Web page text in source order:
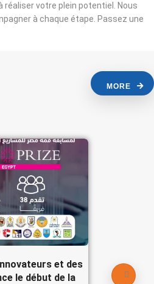
réaliser votre plein potentiel. Nous
à chaque étape. Passez une
MORE
et des
le début de la